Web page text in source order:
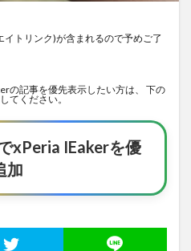
イトリンク)が含まれるので予めご了
の記事を優先表示したい方は、 下の
てください。
xPeria IEakerを優
加